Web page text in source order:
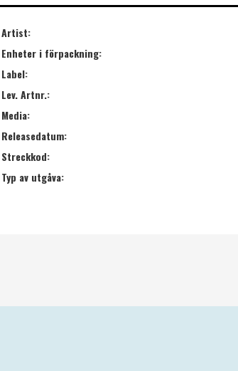
Artist:
Enheter i förpackning:
Label:
Lev. Artnr.:
Media:
Releasedatum:
Streckkod:
Typ av utgåva: